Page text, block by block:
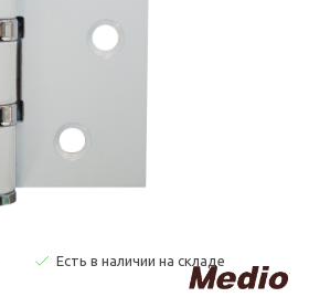
Есть в наличии на складе